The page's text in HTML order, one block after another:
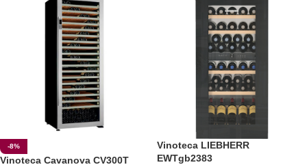
-8%
Vinoteca Cavanova CV300T
Vinoteca LIEBHERR
EWTgb2383